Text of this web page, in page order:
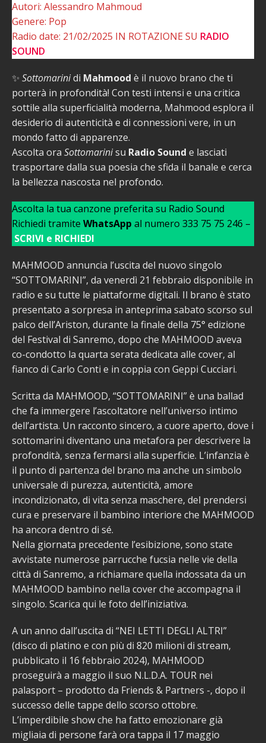
Autori: Alessandro Mahmoud
Genere: Pop
Radio date: 21/02/2025 IN ROTAZIONE SU RADIO
SOUND
✨ Sottomarinidi Mahmood è il nuovo brano che ti
porterà in profondità! Con testi intensi e una critica
sottile alla superficialità moderna, Mahmood esplora il
desiderio di autenticità e di connessioni vere, in un
mondo fatto di apparenze.
Ascolta ora Sottomarinisu Radio Sound e lasciati
trasportare dalla sua poesia che sfida il banale e cerca
la bellezza nascosta nel profondo.
Ascolta la tua canzone preferita su Radio Sound
Richiedi tramite WhatsApp al numero 333 75 75 246 –
SCRIVI e RICHIEDI
MAHMOOD annuncia l’uscita del nuovo singolo
“SOTTOMARINI”, da venerdì 21 febbraio disponibile in
radio e su tutte le piattaforme digitali. Il brano è stato
presentato a sorpresa in anteprima sabato scorso sul
palco dell’Ariston, durante la finale della 75° edizione
del Festival di Sanremo, dopo che MAHMOOD aveva
co-condotto la quarta serata dedicata alle cover, al
fianco di Carlo Conti e in coppia con Geppi Cucciari.
Scritta da MAHMOOD, “SOTTOMARINI” è una ballad
che fa immergere l’ascoltatore nell’universo intimo
dell’artista. Un racconto sincero, a cuore aperto, dove i
sottomarini diventano una metafora per descrivere la
profondità, senza fermarsi alla superficie. L’infanzia è
il punto di partenza del brano ma anche un simbolo
universale di purezza, autenticità, amore
incondizionato, di vita senza maschere, del prendersi
cura e preservare il bambino interiore che MAHMOOD
ha ancora dentro di sé.
Nella giornata precedente l’esibizione, sono state
avvistate numerose parrucche fucsia nelle vie della
città di Sanremo, a richiamare quella indossata da un
MAHMOOD bambino nella cover che accompagna il
singolo. Scarica qui le foto dell’iniziativa.
A un anno dall’uscita di “NEI LETTI DEGLI ALTRI”
(disco di platino e con più di 820 milioni di stream,
pubblicato il 16 febbraio 2024), MAHMOOD
proseguirà a maggio il suo N.L.D.A. TOUR nei
palasport – prodotto da Friends & Partners -, dopo il
successo delle tappe dello scorso ottobre.
L’imperdibile show che ha fatto emozionare già
migliaia di persone farà ora tappa il 17 maggio